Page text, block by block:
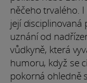
něčeho trvalého.
její disciplinovaná
uznání od
vůdkyně, která
humoru, když se
pokorná ohledně